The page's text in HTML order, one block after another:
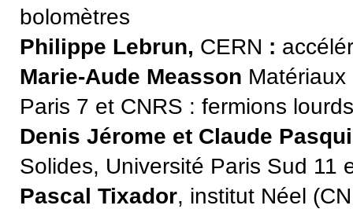
bolomètres
Philippe Lebrun, CERN :
Marie-Aude Measson
Paris 7 et CNRS : fermions
Denis Jérome et Claude
Solides, Université Paris Sud 11
Pascal Tixador, institut Néel